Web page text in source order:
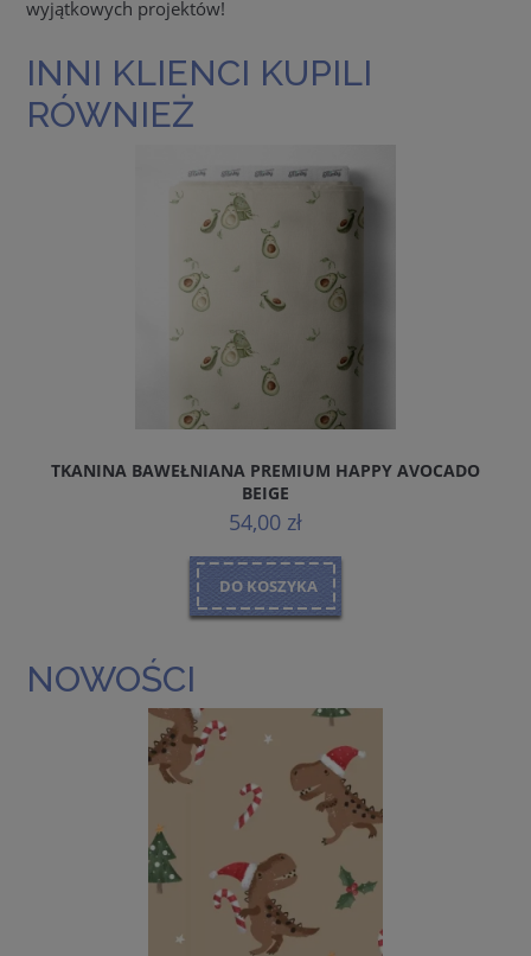
wyjątkowych projektów!
INNI KLIENCI KUPILI
RÓWNIEŻ
TKANINA BAWEŁNIANA PREMIUM HAPPY AVOCADO
BEIGE
54,00 zł
DO KOSZYKA
NOWOŚCI